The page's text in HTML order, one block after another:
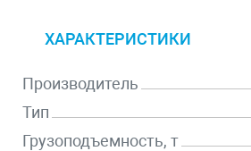
ХАРАКТЕРИСТИКИ
Производитель
Тип
Грузоподъемность, т